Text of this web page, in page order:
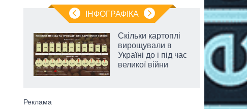
ІНФОГРАФІКА
Скільки картоплі
вирощували в
Україні до і під час
великої війни